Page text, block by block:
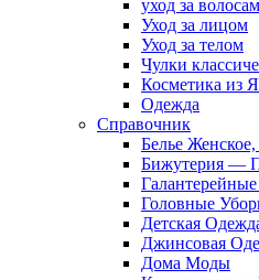
уход за
Уход за лицом
Уход за телом
Чулки
Косметика из
Одежда
Справочник
Белье
Бижутерия —
Головные
Детская
Джинсовая
Дома Моды